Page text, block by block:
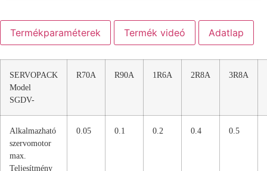
Termékparaméterek Termék videó Adatlap
SERVOPACK
Model
SGDV-
R70A R90A 1R6A 2R8A 3R8A
Alkalmazható
szervomotor
max.
Teljesítmény
0.05 0.1 0.2 0.4 0.5